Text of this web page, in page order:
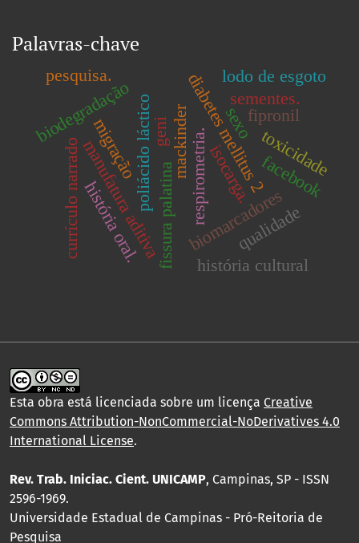
Palavras-chave
diabetes mellitus 2
biomarcadores
sexo
fissura palatina
manufatura aditiva
poliácido láctico
história cultural
fipronil
biodegradação
respirometria. facebook
currículo narrado mackinder
pesquisa.
qualidade
lodo de esgoto
toxicidade
sementes.
migração
história oral.
isocarga.
geni
Esta obra está licenciada sobre um licença Creative
Commons Attribution-NonCommercial-NoDerivatives 4.0
International License.
Rev. Trab. Iniciac. Cient. UNICAMP, Campinas, SP - ISSN
2596-1969.
Universidade Estadual de Campinas - Pró-Reitoria de
Pesquisa